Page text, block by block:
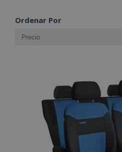
Ordenar Por